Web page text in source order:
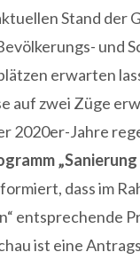
Stand der
und
erwarten
auf zwei Züge
2020er-Jahre
dass im
entsprechende
ist eine